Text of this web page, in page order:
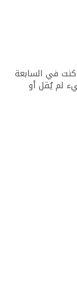
في السابعة
لم يُقل أو